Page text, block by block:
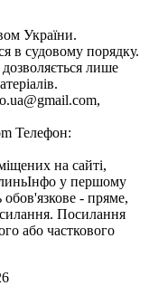
України.
в судовому порядку.
дозволяється лише
Телефон:
на сайті,
у першому
обов'язкове - пряме,
Посилання
або часткового